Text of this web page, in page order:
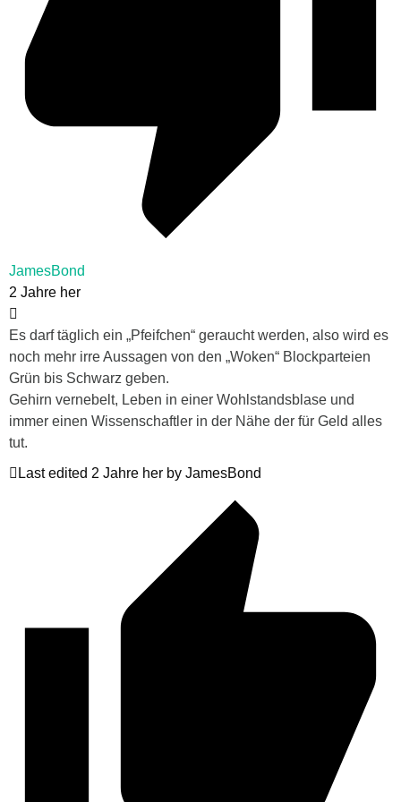
JamesBond
2 Jahre her
Es darf täglich ein „Pfeifchen“ geraucht werden, also wird es
noch mehr irre Aussagen von den „Woken“ Blockparteien
Grün bis Schwarz geben.
Gehirn vernebelt, Leben in einer Wohlstandsblase und
immer einen Wissenschaftler in der Nähe der für Geld alles
tut.
Last edited 2 Jahre her by JamesBond